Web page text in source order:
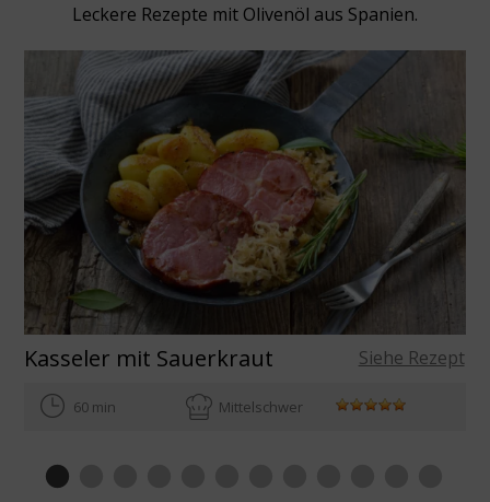
Leckere Rezepte mit Olivenöl aus Spanien.
Kasseler mit Sauerkraut Siehe Rezept
60 min Mittelschwer